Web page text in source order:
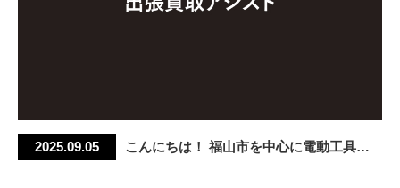
2025.09.05
こんにちは！ 福山市を中心に電動工具の